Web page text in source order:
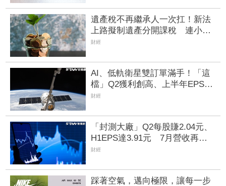
遺產稅不再繼承人一次扛！新法
上路擬制遺產分開課稅 連小額
都能申請分期
財經
AI、低軌衛星雙訂單滿手！「這
檔」Q2獲利創高、上半年EPS衝
2.5元 全年營運看旺
財經
「封測大廠」Q2每股賺2.04元、
H1EPS達3.91元 7月營收再喜
迎年月雙增
財經
踩著空氣，邁向極限，讓每一步